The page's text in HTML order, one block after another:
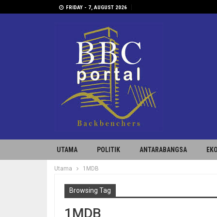
FRIDAY - 7, AUGUST 2026
UTAMA POLITIK ANTARABANGSA
Utama 1MDB
Browsing Tag
1MDB